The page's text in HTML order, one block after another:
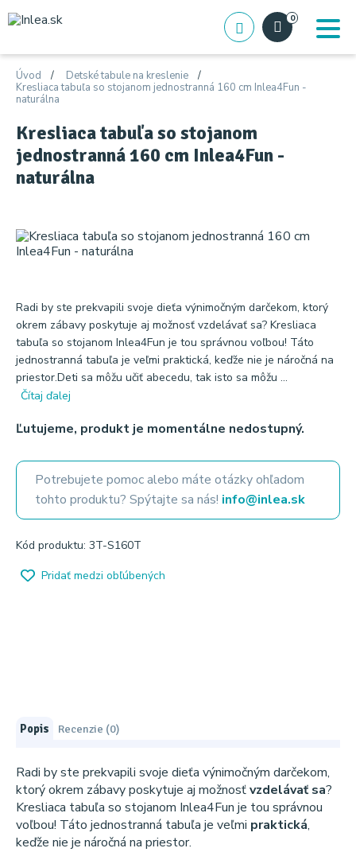
0
Úvod
Detské tabule na kreslenie
Kresliaca tabuľa so stojanom jednostranná 160 cm Inlea4Fun -
naturálna
Kresliaca tabuľa so stojanom
jednostranná 160 cm Inlea4Fun -
naturálna
Radi by ste prekvapili svoje dieťa výnimočným darčekom, ktorý
okrem zábavy poskytuje aj možnosť vzdelávať sa? Kresliaca
tabuľa so stojanom Inlea4Fun je tou správnou voľbou! Táto
jednostranná tabuľa je veľmi praktická, keďže nie je náročná na
priestor.Deti sa môžu učiť abecedu, tak isto sa môžu ...
Čítaj ďalej
Ľutujeme, produkt je momentálne nedostupný.
Potrebujete pomoc alebo máte otázky ohľadom
tohto produktu? Spýtajte sa nás! info@inlea.sk
Kód produktu: 3T-S160T
Pridať medzi obľúbených
Popis Recenzie (0)
Radi by ste prekvapili svoje dieťa výnimočným darčekom,
ktorý okrem zábavy poskytuje aj možnosťvzdelávať sa?
Kresliaca tabuľa so stojanom Inlea4Fun je tou správnou
voľbou! Táto jednostranná tabuľa je veľmi praktická,
keďže nie je náročná na priestor.